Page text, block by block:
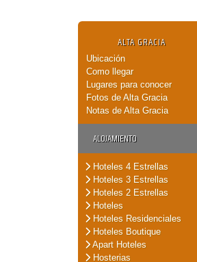
ALTA GRACIA
Ubicación
Como llegar
Lugares para conocer
Fotos de Alta Gracia
Notas de Alta Gracia
ALOJAMIENTO
Hoteles 4 Estrellas
Hoteles 3 Estrellas
Hoteles 2 Estrellas
Hoteles
Hoteles Residenciales
Hoteles Boutique
Apart Hoteles
Hosterias